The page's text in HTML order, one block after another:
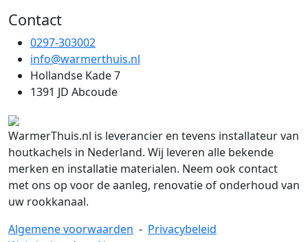
Contact
0297-303002
info@warmerthuis.nl
Hollandse Kade 7
1391 JD Abcoude
WarmerThuis.nl is leverancier en tevens installateur van
houtkachels in Nederland. Wij leveren alle bekende
merken en installatie materialen. Neem ook contact
met ons op voor de aanleg, renovatie of onderhoud van
uw rookkanaal.
Algemene voorwaarden - Privacybeleid